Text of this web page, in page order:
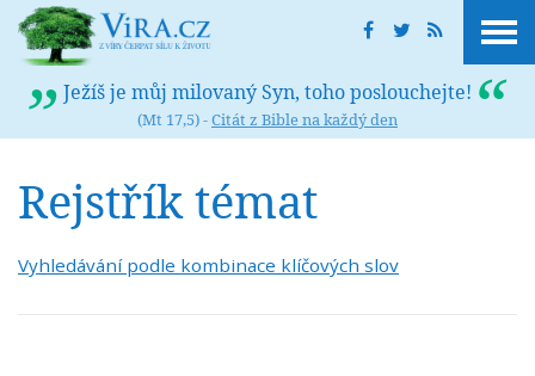
Ježíš je můj milovaný Syn, toho poslouchejte!
(Mt 17,5) -Citát z Bible na každý den
Rejstřík témat
Vyhledávání podle kombinace klíčových slov